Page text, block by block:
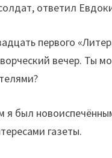
ответил
первого
вечер. Ты
я был
газеты.